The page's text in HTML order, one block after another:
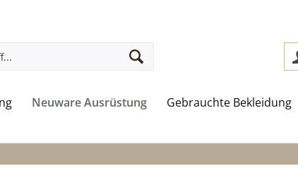
Neuware Ausrüstung Gebrauchte Bekleidung